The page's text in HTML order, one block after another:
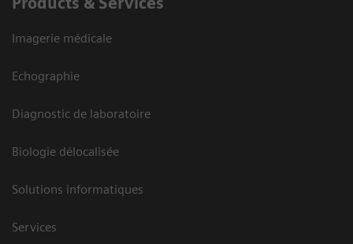
Imagerie médicale
Echographie
Diagnostic de laboratoire
Biologie délocalisée
Solutions informatiques
Services